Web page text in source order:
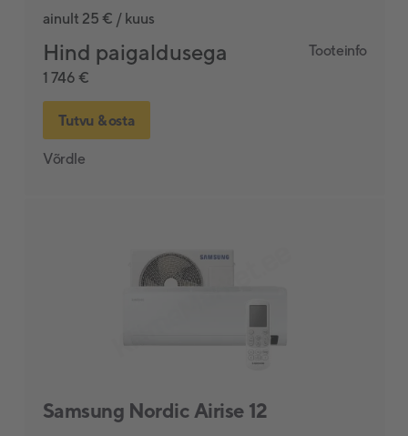
ainult 25 € / kuus
Hind paigaldusega
1 746 €
Tooteinfo
Tutvu & osta
Võrdle
Samsung Nordic Airise 12